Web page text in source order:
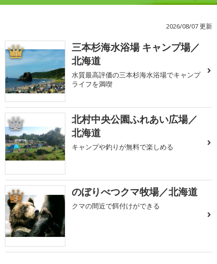
2026/08/07 更新
1
三本杉海水浴場 キャンプ場／
北海道
水質最高評価の三本杉海水浴場でキャンプ
ライフを満喫
2
北村中央公園ふれあい広場／
北海道
キャンプや釣りが無料で楽しめる
3 のぼりべつクマ牧場／北海道
クマの間近で餌付けができる